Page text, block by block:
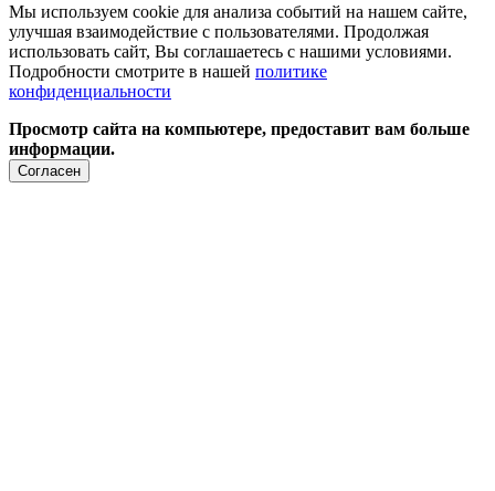
Мы используем cookie для анализа событий на нашем сайте,
улучшая взаимодействие с пользователями. Продолжая
использовать сайт, Вы соглашаетесь с нашими условиями.
Подробности смотрите в нашей политике
конфиденциальности
Просмотр сайта на компьютере, предоставит вам больше
информации.
Согласен